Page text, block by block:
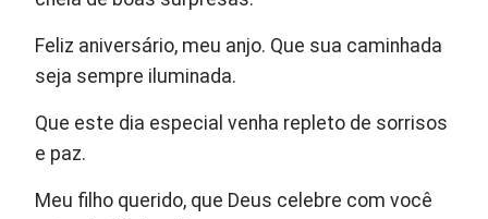
Feliz aniversário, meu anjo. Que sua caminhada
seja sempre iluminada.
Que este dia especial venha repleto de sorrisos
e paz.
Meu filho querido, que Deus celebre com você